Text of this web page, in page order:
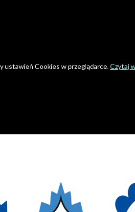
ustawień Cookies w przeglądarce.Czytaj